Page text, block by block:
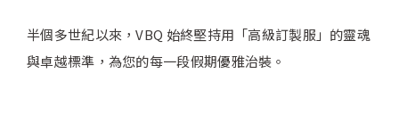
半個多世紀以來，VBQ 始終堅持用「高級訂製服」的靈魂
與卓越標準，為您的每一段假期優雅治裝。